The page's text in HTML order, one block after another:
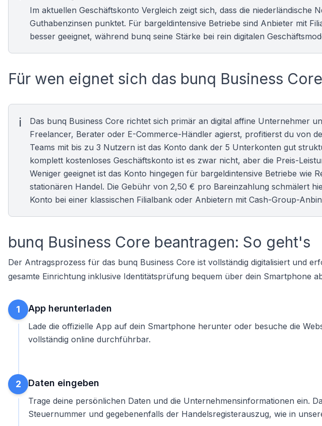
Im aktuellen Geschäftskonto Vergleich zeigt sich, dass die niederländische
Guthabenzinsen punktet. Für bargeldintensive Betriebe sind Anbieter mit
besser geeignet, während bunq seine Stärke bei rein digitalen
Für wen eignet sich das bunq Business
Das bunq Business Core richtet sich primär an digital affine Unternehmer
Freelancer, Berater oder E-Commerce-Händler agierst, profitierst du von
Teams mit bis zu 3 Nutzern ist das Konto dank der 5 Unterkonten gut
komplett kostenloses Geschäftskonto ist es zwar nicht, aber die Preis-
Weniger geeignet ist das Konto hingegen für bargeldintensive Betriebe wie
stationären Handel. Die Gebühr von 2,50 € pro Bareinzahlung schmälert
Konto bei einer klassischen Filialbank oder Anbietern mit Cash-Group-
bunq Business Core beantragen: So geht's
Der Antragsprozess für das bunq Business Core ist vollständig digitalisiert und
gesamte Einrichtung inklusive Identitätsprüfung bequem über dein Smartphone
1 App herunterladen
Lade die offizielle App auf dein Smartphone herunter oder besuche die
vollständig online durchführbar.
2 Daten eingeben
Trage deine persönlichen Daten und die Unternehmensinformationen ein.
Steuernummer und gegebenenfalls der Handelsregisterauszug, wie in